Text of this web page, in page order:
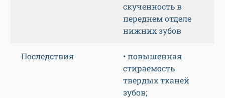
скученность в
переднем отделе
нижних зубов
Последствия
• повышенная
стираемость
твердых тканей
зубов;